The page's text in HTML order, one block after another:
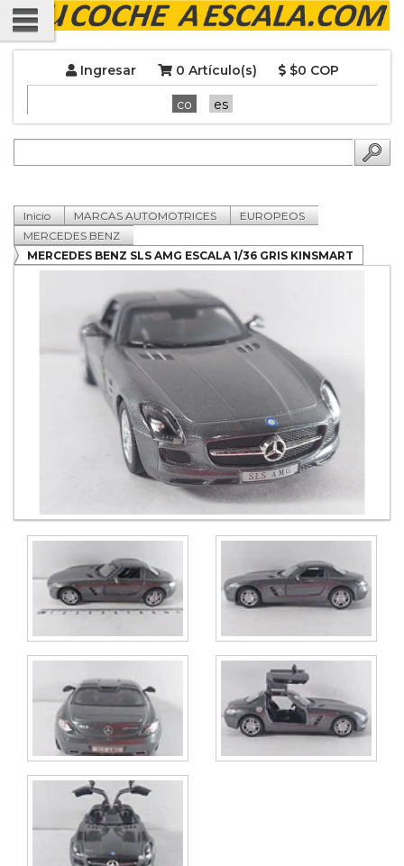
Ingresar 0 Artículo(s) $0 COP
co es
Inicio MARCAS AUTOMOTRICES
EUROPEOS
MERCEDES BENZ
MERCEDES BENZ SLS AMG ESCALA 1/36 GRIS KINSMART